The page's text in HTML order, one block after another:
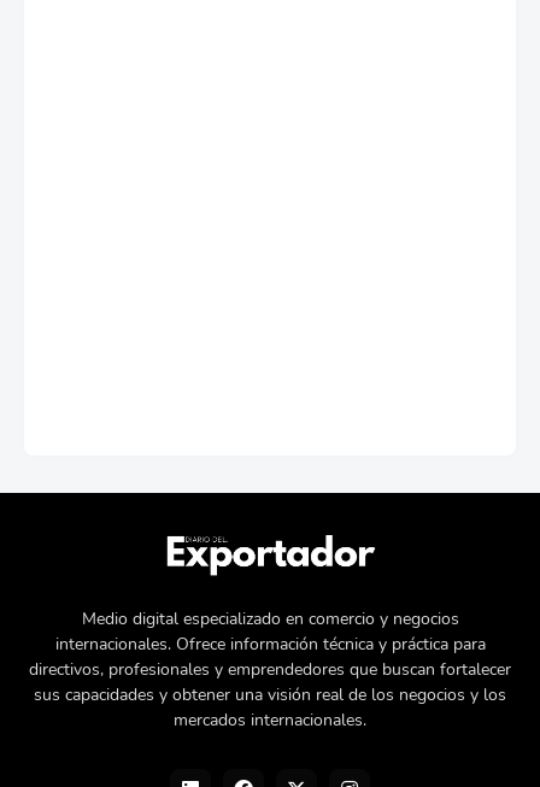
Medio digital especializado en comercio y negocios
internacionales. Ofrece información técnica y práctica para
directivos, profesionales y emprendedores que buscan fortalecer
sus capacidades y obtener una visión real de los negocios y los
mercados internacionales.